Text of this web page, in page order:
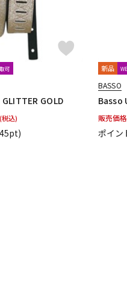
テージ
可
GOLD
税込)
新品
BASSO
Basso
販売価格
ポイン